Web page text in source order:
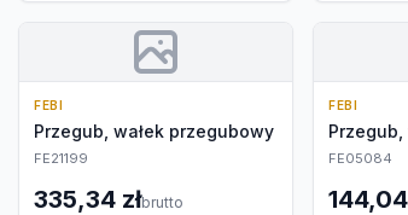
FEBI
Przegub, wałek przegubowy
FE21199
335,34 złbrutto
FEBI
FE05084
144,04